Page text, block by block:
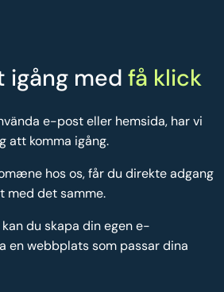
igång med få klick
e-post eller hemsida, har vi
att komma igång.
hos os, får du direkte adgang
med det samme.
du skapa din egen e-
en webbplats som passar dina